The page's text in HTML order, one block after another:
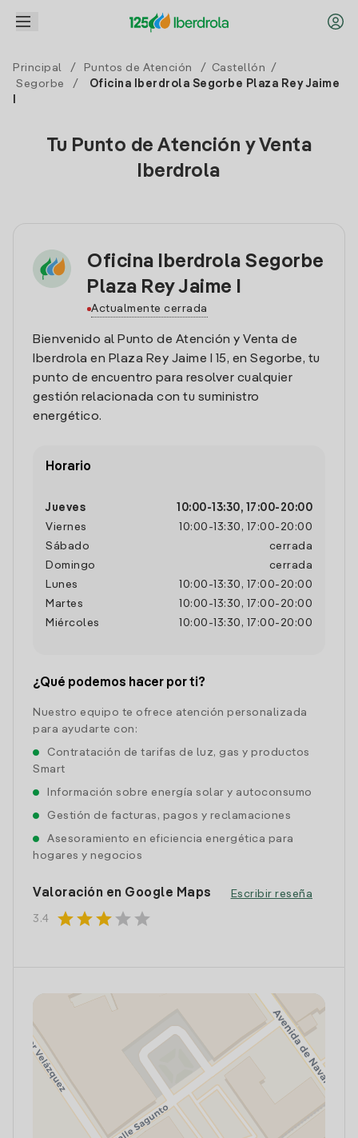
Principal / Puntos de Atención / Castellón
/
Segorbe
/
Oficina Iberdrola Segorbe Plaza Rey Jaime
Tu Punto de Atención y Venta
Iberdrola
Oficina Iberdrola Segorbe
Plaza Rey Jaime I
Actualmente cerrada
Bienvenido al Punto de Atención y Venta de
Iberdrola en Plaza Rey Jaime I 15, en Segorbe, tu
punto de encuentro para resolver cualquier
gestión relacionada con tu suministro
energético.
Horario
Jueves 10:00- 13:30, 17:00- 20:00
Viernes
10:00 - 13:30 , 17:00- 20:00
Sábado
cerrada
Domingo
cerrada
Lunes
10:00 - 13:30 , 17:00- 20:00
Martes
10:00 - 13:30 , 17:00- 20:00
Miércoles
10:00 - 13:30 , 17:00- 20:00
¿Qué podemos hacer por ti?
Nuestro equipo te ofrece atención personalizada
para ayudarte con:
Contratación de tarifas de luz, gas y productos
Smart
Información sobre energía solar y autoconsumo
Gestión de facturas, pagos y reclamaciones
Asesoramiento en eficiencia energética para
hogares y negocios
Valoración en Google Maps
3.4 starstarstar star star
Escribir reseña